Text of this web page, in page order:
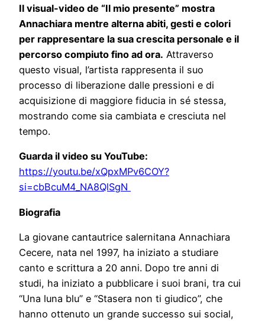
Il visual-video de “Il mio presente” mostra
Annachiara mentre alterna abiti, gesti e colori
per rappresentare la sua crescita personale e il
percorso compiuto fino ad ora. Attraverso
questo visual, l’artista rappresenta il suo
processo di liberazione dalle pressioni e di
acquisizione di maggiore fiducia in sé stessa,
mostrando come sia cambiata e cresciuta nel
tempo.
Guarda il video su YouTube:
https://youtu.be/xQpxMPv6COY?
si=cbBcuM4_NA8QlSgN
Biografia
La giovane cantautrice salernitana Annachiara
Cecere, nata nel 1997, ha iniziato a studiare
canto e scrittura a 20 anni. Dopo tre anni di
studi, ha iniziato a pubblicare i suoi brani, tra cui
“Una luna blu” e “Stasera non ti giudico”, che
hanno ottenuto un grande successo sui social,